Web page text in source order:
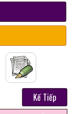
Kế Tiếp